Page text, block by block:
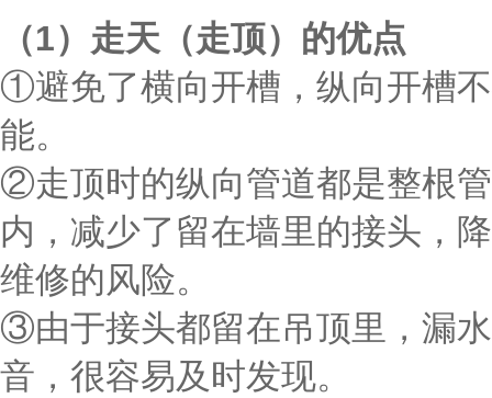
（1）走天（走顶）的优点
①避免了横向开槽，纵向开槽
能。
②走顶时的纵向管道都是整根
内，减少了留在墙里的接头，
维修的风险。
③由于接头都留在吊顶里，漏
音，很容易及时发现。